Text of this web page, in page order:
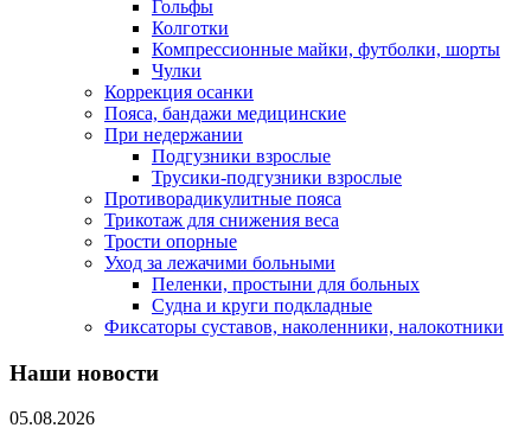
Гольфы
Колготки
Компрессионные майки, футболки, шорты
Чулки
Коррекция осанки
Пояса, бандажи медицинские
При недержании
Подгузники взрослые
Трусики-подгузники взрослые
Противорадикулитные пояса
Трикотаж для снижения веса
Трости опорные
Уход за лежачими больными
Пеленки, простыни для больных
Судна и круги подкладные
Фиксаторы суставов, наколенники, налокотники
Наши новости
05.08.2026